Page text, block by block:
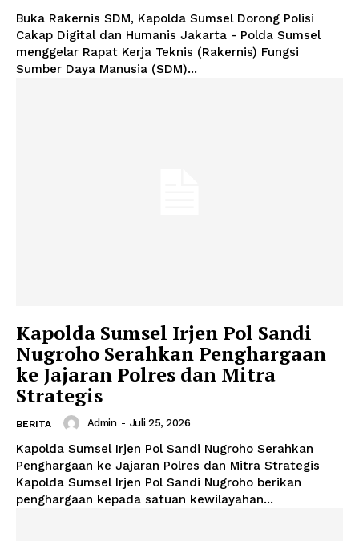
SUBSCRIBE NOW
Company
About
Buka Rakernis SDM, Kapolda Sumsel Dorong Polisi
Cakap Digital dan Humanis Jakarta - Polda Sumsel
menggelar Rapat Kerja Teknis (Rakernis) Fungsi
Sumber Daya Manusia (SDM)...
Kapolda Sumsel Irjen Pol Sandi
Nugroho Serahkan Penghargaan
ke Jajaran Polres dan Mitra
Strategis
BERITA Admin - Juli 25, 2026
Kapolda Sumsel Irjen Pol Sandi Nugroho Serahkan
Penghargaan ke Jajaran Polres dan Mitra Strategis
Kapolda Sumsel Irjen Pol Sandi Nugroho berikan
penghargaan kepada satuan kewilayahan...